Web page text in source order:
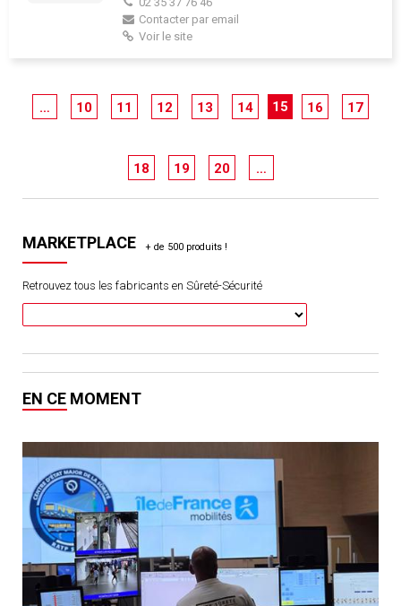
Contacter par email
Voir le site
… 10 11 12 13 14 15 16 17
18 19 20 …
MARKETPLACE
Retrouvez tous les fabricants en Sûreté-Sécurité
EN CE MOMENT